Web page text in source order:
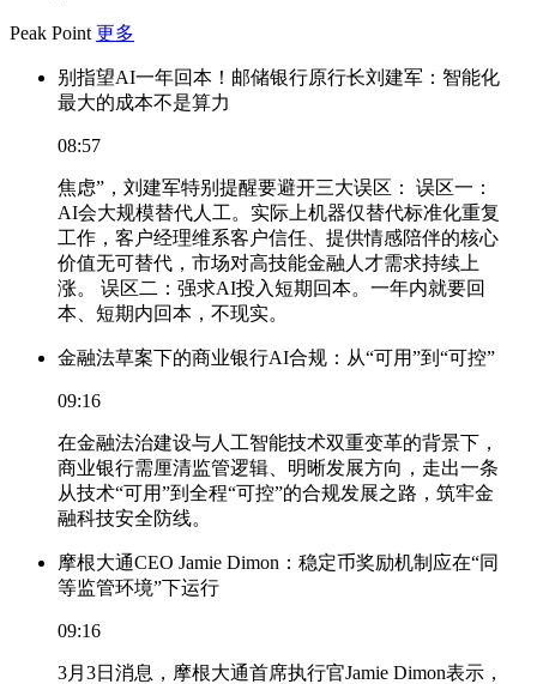
Peak Point 更多
别指望AI一年回本！邮储银行原行长刘建军：智能化
最大的成本不是算力
08:57
焦虑”，刘建军特别提醒要避开三大误区： 误区一：
AI会大规模替代人工。实际上机器仅替代标准化重复
工作，客户经理维系客户信任、提供情感陪伴的核心
价值无可替代，市场对高技能金融人才需求持续上
涨。 误区二：强求AI投入短期回本。一年内就要回
本、短期内回本，不现实。
金融法草案下的商业银行AI合规：从“可用”到“可控”
09:16
在金融法治建设与人工智能技术双重变革的背景下，
商业银行需厘清监管逻辑、明晰发展方向，走出一条
从技术“可用”到全程“可控”的合规发展之路，筑牢金
融科技安全防线。
摩根大通CEO Jamie Dimon：稳定币奖励机制应在“同
等监管环境”下运行
09:16
3月3日消息，摩根大通首席执行官Jamie Dimon表示，